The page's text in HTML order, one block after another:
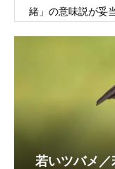
緒」の意味説が妥当
若いツバメ